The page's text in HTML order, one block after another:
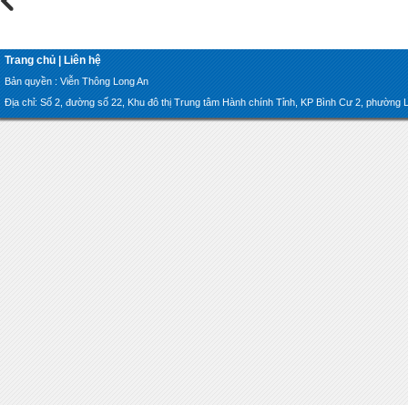
Trang chủ Liên hệ
Bản quyền : Viễn Thông Long An
Địa chỉ: Số 2, đường số 22, Khu đô thị Trung tâm Hành chính Tỉnh, KP Bình Cư 2,